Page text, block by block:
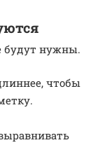
будут нужны.
чтобы